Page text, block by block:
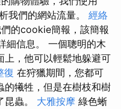
我們的網站流量。 經絡
的cookie簡報，該簡報
細信息。 一個聰明的木
上，他可以輕鬆地躲避可
復 在狩獵期間，您都可
的犧牲，但是在樹枝和樹
蟲。 大雅按摩 綠色蜥